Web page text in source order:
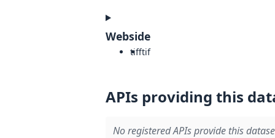
Webside
tifftif
APIs providing this
No registered APIs provide this